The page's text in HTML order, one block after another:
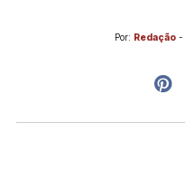
Por: Redação -